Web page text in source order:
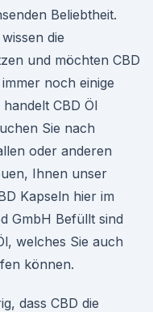
Beliebtheit.
die
und möchten CBD
noch einige
CBD Öl
Sie nach
oder anderen
Ihnen unser
Kapseln hier im
GmbH Befüllt sind
welches Sie auch
können.
dass CBD die